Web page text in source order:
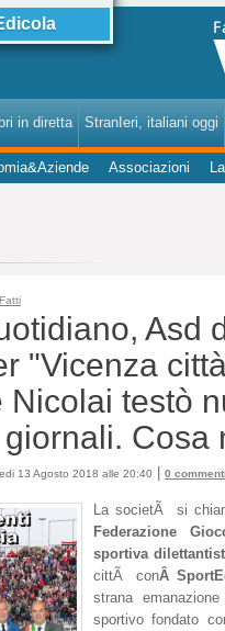
in diretta StranIeri, italiani oggi
Associazioni
Fatti
Asd
"Vicenza
Nicolai testò
Cosa
13 Agosto 2018 alle 20:40 0 commenti
La societÃ si
Federazione
sportiva
cittÃ conÂ
strana
sportivo fondato